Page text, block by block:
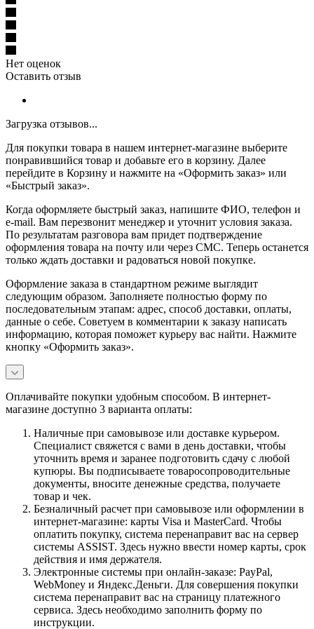
Нет оценок
Оставить отзыв
Загрузка отзывов...
Для покупки товара в нашем интернет-магазине выберите
понравившийся товар и добавьте его в корзину. Далее
перейдите в Корзину и нажмите на «Оформить заказ» или
«Быстрый заказ».
Когда оформляете быстрый заказ, напишите ФИО, телефон и
e-mail. Вам перезвонит менеджер и уточнит условия заказа.
По результатам разговора вам придет подтверждение
оформления товара на почту или через СМС. Теперь останется
только ждать доставки и радоваться новой покупке.
Оформление заказа в стандартном режиме выглядит
следующим образом. Заполняете полностью форму по
последовательным этапам: адрес, способ доставки, оплаты,
данные о себе. Советуем в комментарии к заказу написать
информацию, которая поможет курьеру вас найти. Нажмите
кнопку «Оформить заказ».
Оплачивайте покупки удобным способом. В интернет-
магазине доступно 3 варианта оплаты:
Наличные при самовывозе или доставке курьером.
Специалист свяжется с вами в день доставки, чтобы
уточнить время и заранее подготовить сдачу с любой
купюры. Вы подписываете товаросопроводительные
документы, вносите денежные средства, получаете
товар и чек.
Безналичный расчет при самовывозе или оформлении в
интернет-магазине: карты Visa и MasterCard. Чтобы
оплатить покупку, система перенаправит вас на сервер
системы ASSIST. Здесь нужно ввести номер карты, срок
действия и имя держателя.
Электронные системы при онлайн-заказе: PayPal,
WebMoney и Яндекс.Деньги. Для совершения покупки
система перенаправит вас на страницу платежного
сервиса. Здесь необходимо заполнить форму по
инструкции.